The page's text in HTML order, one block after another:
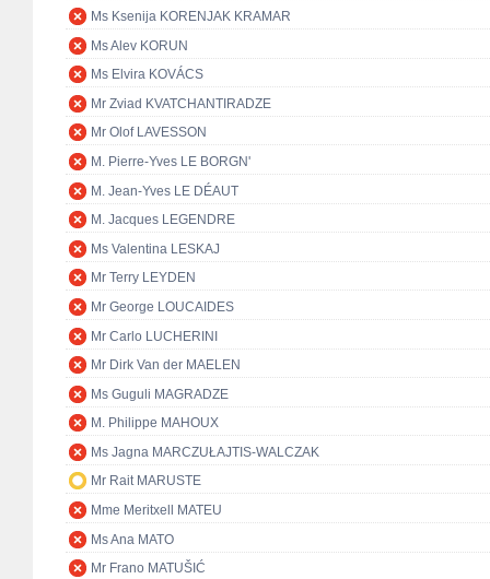
Ms Ksenija KORENJAK KRAMAR
Ms Alev KORUN
Ms Elvira KOVÁCS
Mr Zviad KVATCHANTIRADZE
Mr Olof LAVESSON
M. Pierre-Yves LE BORGN'
M. Jean-Yves LE DÉAUT
M. Jacques LEGENDRE
Ms Valentina LESKAJ
Mr Terry LEYDEN
Mr George LOUCAIDES
Mr Carlo LUCHERINI
Mr Dirk Van der MAELEN
Ms Guguli MAGRADZE
M. Philippe MAHOUX
Ms Jagna MARCZUŁAJTIS-WALCZAK
Mr Rait MARUSTE
Mme Meritxell MATEU
Ms Ana MATO
Mr Frano MATUŠIĆ